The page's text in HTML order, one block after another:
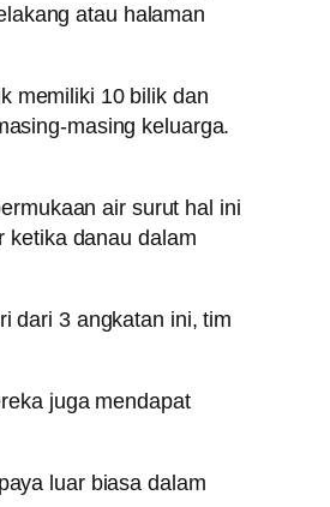
atau halaman
memiliki 10 bilik dan
masing keluarga.
air surut hal ini
ketika danau dalam
dari 3 angkatan ini, tim
juga mendapat
luar biasa dalam